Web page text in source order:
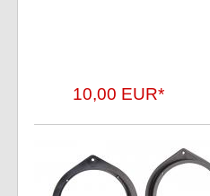
10,00 EUR*